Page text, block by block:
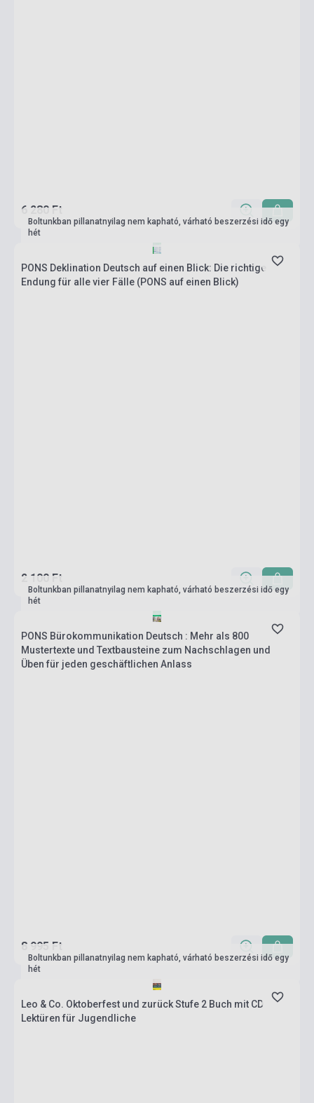
6 280 Ft
Boltunkban pillanatnyilag nem kapható, várható beszerzési idő egy
hét
PONS Deklination Deutsch auf einen Blick: Die richtige
Endung für alle vier Fälle (PONS auf einen Blick)
2 100 Ft
Boltunkban pillanatnyilag nem kapható, várható beszerzési idő egy
hét
PONS Bürokommunikation Deutsch : Mehr als 800
Mustertexte und Textbausteine zum Nachschlagen und
Üben für jeden geschäftlichen Anlass
8 995 Ft
Boltunkban pillanatnyilag nem kapható, várható beszerzési idő egy
hét
Leo & Co. Oktoberfest und zurück Stufe 2 Buch mit CD
Lektüren für Jugendliche